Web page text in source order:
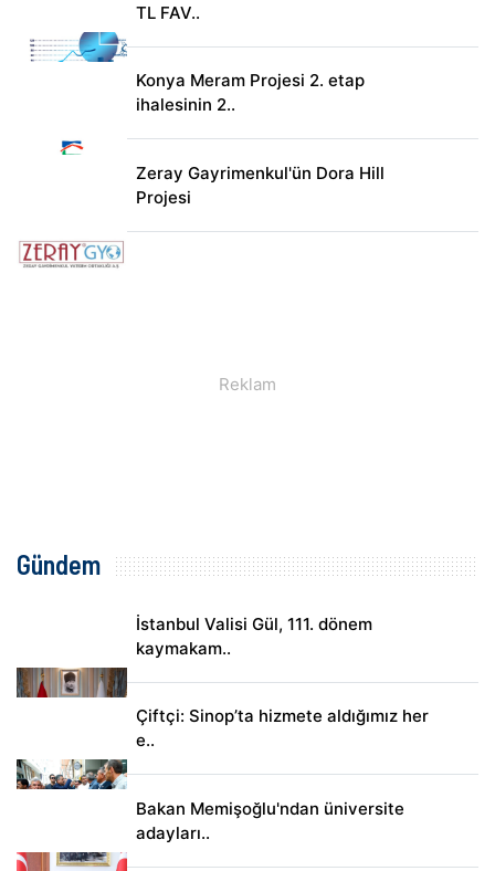
TL FAV..
Konya Meram Projesi 2. etap
ihalesinin 2..
Zeray Gayrimenkul'ün Dora Hill
Projesi
Gündem
İstanbul Valisi Gül, 111. dönem
kaymakam..
Çiftçi: Sinop’ta hizmete aldığımız her
e..
Bakan Memişoğlu'ndan üniversite
adayları..